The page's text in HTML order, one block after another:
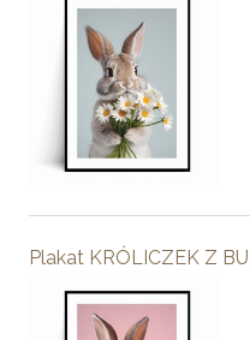
Plakat KRÓLICZEK Z